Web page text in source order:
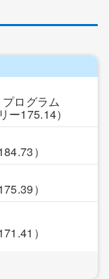
プログラム
ー175.14）
）
）
）